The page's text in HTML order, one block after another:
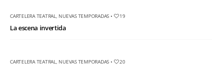
CARTELERA TEATRAL NUEVAS TEMPORADAS • 19
La escena invertida
CARTELERA TEATRAL NUEVAS TEMPORADAS • 20